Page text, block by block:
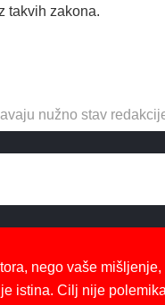
takvih zakona.
nužno stav
nego vaše mišljenje,
istina. Cilj nije